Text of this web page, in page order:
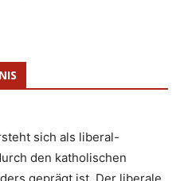
sich als liberal-
den katholischen